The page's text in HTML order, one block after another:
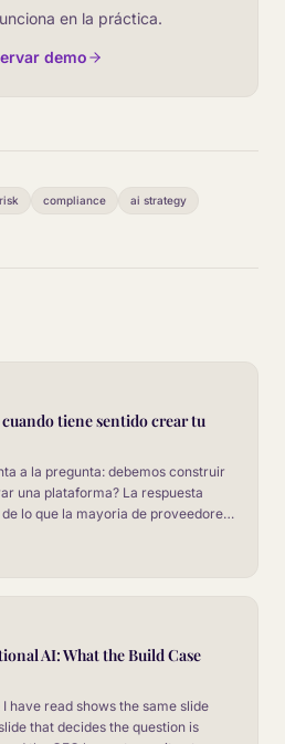
en la práctica.
demo
risk compliance ai strategy
tiene sentido crear tu
a la pregunta: debemos construir
una plataforma? La respuesta
lo que la mayoria de proveedores
AI: What the Build Case
have read shows the same slide
that decides the question is